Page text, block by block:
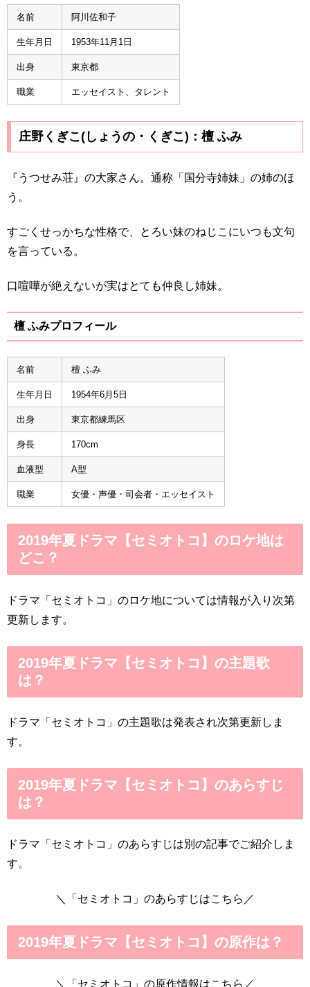
名前 阿川佐和子
生年月日 1953年11月1日
出身 東京都
職業 エッセイスト、タレント
庄野くぎこ(しょうの・くぎこ)：檀 ふみ
『うつせみ荘』の大家さん。通称「国分寺姉妹」の姉のほ
う。
すごくせっかちな性格で、とろい妹のねじこにいつも文句
を言っている。
口喧嘩が絶えないが実はとても仲良し姉妹。
檀 ふみプロフィール
名前 檀 ふみ
生年月日 1954年6月5日
出身 東京都練馬区
身長 170cm
血液型 A型
職業 女優・声優・司会者・エッセイスト
2019年夏ドラマ【セミオトコ】のロケ地は
どこ？
ドラマ「セミオトコ」のロケ地については情報が入り次第
更新します。
2019年夏ドラマ【セミオトコ】の主題歌
は？
ドラマ「セミオトコ」の主題歌は発表され次第更新しま
す。
2019年夏ドラマ【セミオトコ】のあらすじ
は？
ドラマ「セミオトコ」のあらすじは別の記事でご紹介しま
す。
＼「セミオトコ」のあらすじはこちら／
2019年夏ドラマ【セミオトコ】の原作は？
＼「セミオトコ」の原作情報はこちら／